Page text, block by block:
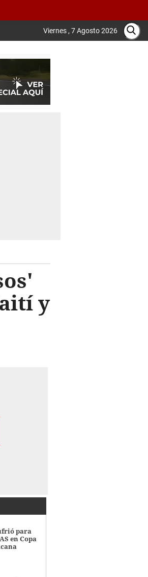
Viernes , 7 Agosto 2026
y
para
en Copa